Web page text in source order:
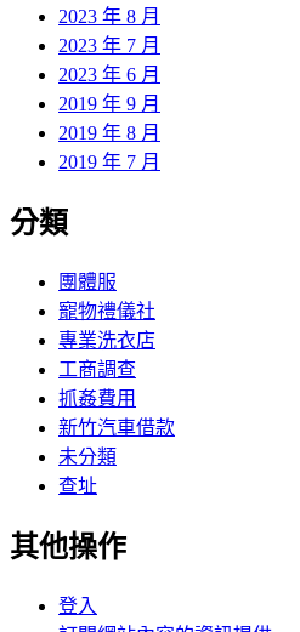
2023 年 8 月
2023 年 7 月
2023 年 6 月
2019 年 9 月
2019 年 8 月
2019 年 7 月
分類
團體服
寵物禮儀社
專業洗衣店
工商調查
抓姦費用
新竹汽車借款
未分類
查址
其他操作
登入